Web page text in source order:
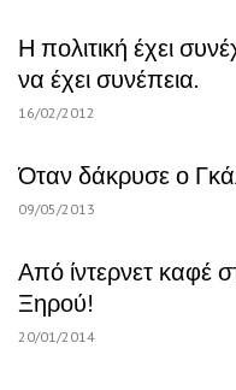
Η πολιτική έχει
να έχει συνέπεια.
16/02/2012
Όταν δάκρυσε ο
09/05/2013
Από ίντερνετ καφέ
Ξηρού!
20/01/2014